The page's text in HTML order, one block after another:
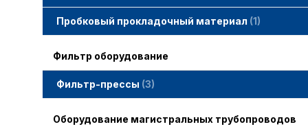
Пробковый прокладочный материал 1
Фильтр оборудование
Фильтр-прессы 3
Оборудование магистральных трубопроводов